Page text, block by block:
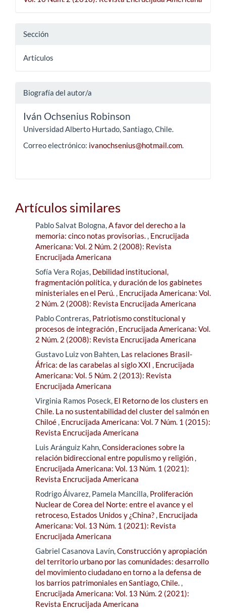
Sección
Artículos
Biografía del autor/a
Iván Ochsenius Robinson
Universidad Alberto Hurtado, Santiago, Chile.
Correo electrónico: ivanochsenius@hotmail.com.
Artículos similares
Pablo Salvat Bologna,A favor del derecho a la
memoria: cinco notas provisorias., Encrucijada
Americana: Vol. 2 Núm. 2 (2008): Revista
Encrucijada Americana
Sofía Vera Rojas, Debilidad institucional,
fragmentación política, y duración de los gabinetes
ministeriales en el Perú., Encrucijada Americana: Vol.
2 Núm. 2 (2008): Revista Encrucijada Americana
Pablo Contreras, Patriotismo constitucional y
procesos de integración, Encrucijada Americana: Vol.
2 Núm. 2 (2008): Revista Encrucijada Americana
Gustavo Luiz von Bahten, Las relaciones Brasil-
África: de las carabelas al siglo XXI , Encrucijada
Americana: Vol. 5 Núm. 2 (2013): Revista
Encrucijada Americana
Virginia Ramos Poseck, El Retorno de los clusters en
Chile. La no sustentabilidad del cluster del salmón en
Chiloé, Encrucijada Americana: Vol. 7 Núm. 1 (2015):
Revista Encrucijada Americana
Luis Aránguiz Kahn,Consideraciones sobre la
relación bidireccional entre populismo y religión,
Encrucijada Americana: Vol. 13 Núm. 1 (2021):
Revista Encrucijada Americana
Rodrigo Álvarez, Pamela Mancilla, Proliferación
Nuclear de Corea del Norte: entre el avance y el
retroceso, Estados Unidos y ¿China?, Encrucijada
Americana: Vol. 13 Núm. 1 (2021): Revista
Encrucijada Americana
Gabriel Casanova Lavín,Construcción y apropiación
del territorio urbano por las comunidades: desarrollo
del movimiento ciudadano en torno a la defensa de
los barrios patrimoniales en Santiago, Chile.,
Encrucijada Americana: Vol. 13 Núm. 2 (2021):
Revista Encrucijada Americana